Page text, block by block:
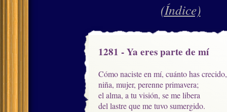
(Índice)
1281 - Ya eres parte de mí
Cómo naciste en mí, cuánto has
niña, mujer, perenne primavera;
el alma, a tu visión, se me libera
del lastre que me tuvo sumergido.